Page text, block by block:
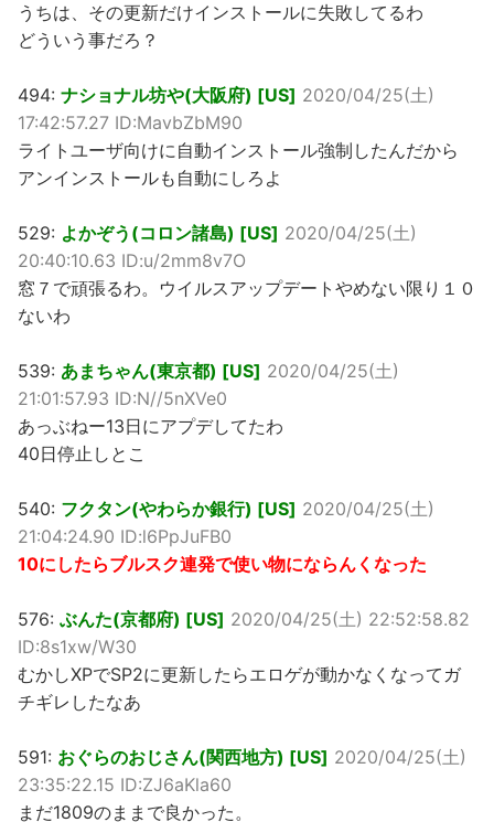
うちは、その更新だけインストールに失敗してるわ
どういう事だろ？
494: ナショナル坊や(大阪府) [US] 2020/04/25(土)
17:42:57.27 ID:MavbZbM90
ライトユーザ向けに自動インストール強制したんだから
アンインストールも自動にしろよ
529: よかぞう(コロン諸島) [US] 2020/04/25(土)
20:40:10.63 ID:u/2mm8v7O
窓７で頑張るわ。ウイルスアップデートやめない限り１０
ないわ
539: あまちゃん(東京都) [US] 2020/04/25(土)
21:01:57.93 ID:N//5nXVe0
あっぶねー13日にアプデしてたわ
40日停止しとこ
540: フクタン(やわらか銀行) [US] 2020/04/25(土)
21:04:24.90 ID:l6PpJuFB0
10にしたらブルスク連発で使い物にならんくなった
576: ぶんた(京都府) [US] 2020/04/25(土) 22:52:58.82
ID:8s1xw/W30
むかしXPでSP2に更新したらエロゲが動かなくなってガ
チギレしたなあ
591: おぐらのおじさん(関西地方) [US] 2020/04/25(土)
23:35:22.15 ID:ZJ6aKla60
まだ1809のままで良かった。